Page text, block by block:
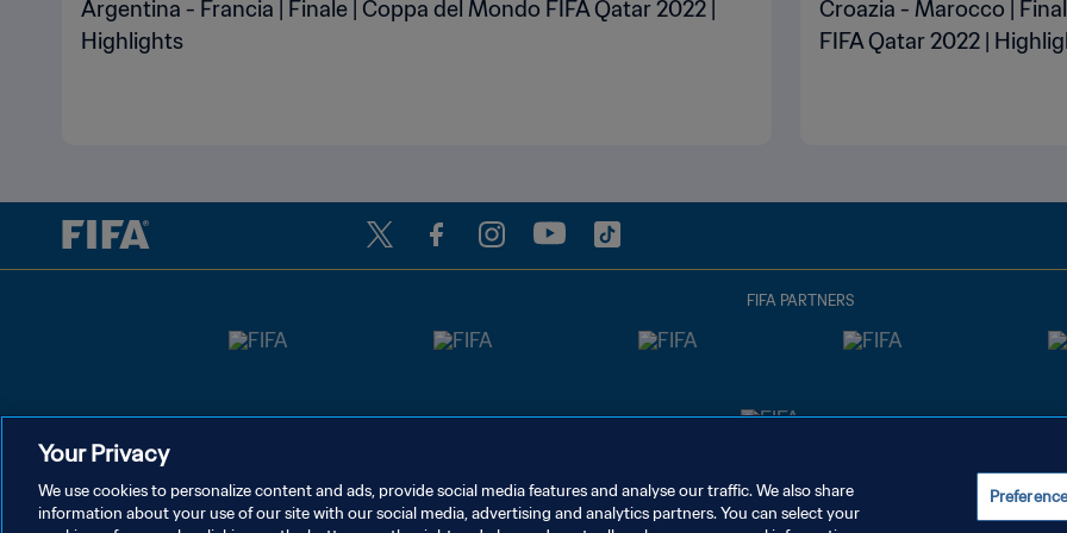
Argentina - Francia | Finale | Coppa del Mondo FIFA Qatar 2022 |
Highlights
Croazia - Marocco |
FIFA Qatar 2022 |
FIFA PARTNERS
PRIVACY POLICY TERMINI DI SERVIZIO GESTISCI LE TUE PREFERENZE PER I COOKIES
Your Privacy
We use cookies to personalize content and ads, provide social media features and analyse our traffic. We also share
information about your use of our site with our social media, advertising and analytics partners. You can select your